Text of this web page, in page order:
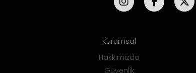
Kurumsal
Hakkımızda
Güvenlik